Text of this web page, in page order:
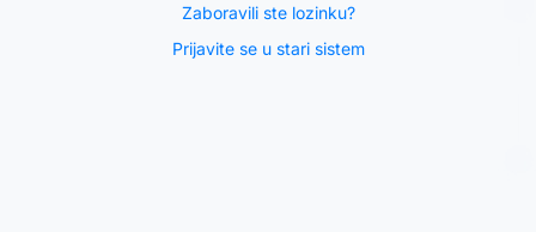
Zaboravili ste lozinku?
Prijavite se u stari sistem